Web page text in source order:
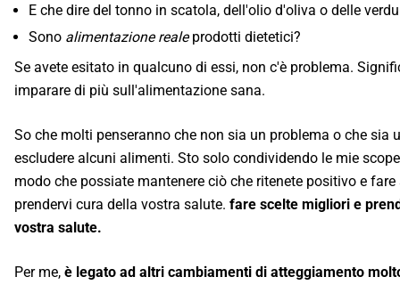
E che dire del tonno in scatola, dell'olio d'oliva o delle
Sono alimentazione reale prodotti dietetici?
Se avete esitato in qualcuno di essi, non c'è problema.
imparare di più sull'alimentazione sana.
So che molti penseranno che non sia un problema o che sia
escludere alcuni alimenti. Sto solo condividendo le mie
modo che possiate mantenere ciò che ritenete positivo e
prendervi cura della vostra salute. fare scelte migliori e
vostra salute.
Per me, è legato ad altri cambiamenti di atteggiamento